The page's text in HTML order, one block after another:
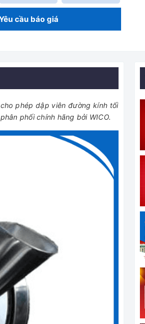
cầu báo giá
phép dập viên đường kính tối
phối chính hãng bởi WICO.